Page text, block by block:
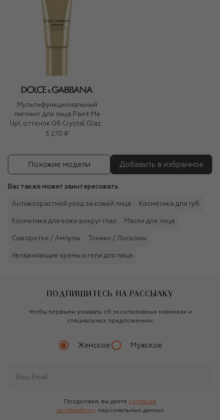
Мультифункциональный
пигмент для лица Paint Me
Up!, оттенок 06 Crystal Glaze
(5ml)
3 270 ₽
Похожие модели Добавить в избранное
Вас также может заинтересовать
Антивозрастной уход за кожей лица Косметика для губ
Косметика для кожи вокруг глаз Маски для лица
Сыворотки / Ампулы Тоники / Лосьоны
Увлажняющие кремы и гели для лица
ПОДПИШИТЕСЬ НА РАССЫЛКУ
Чтобы первыми узнавать об эксклюзивных новинках и
специальных предложениях
Женское Мужское
Продолжая, вы даете согласие
на обработку персональных данных